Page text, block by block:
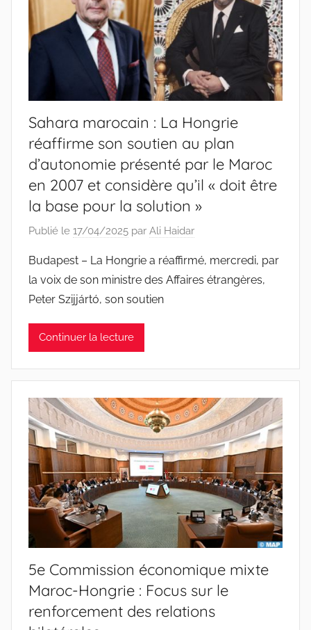
Sahara marocain : La Hongrie
réaffirme son soutien au plan
d’autonomie présenté par le Maroc
en 2007 et considère qu’il « doit être
la base pour la solution »
Publié le 17/04/2025 par Ali Haidar
Budapest – La Hongrie a réaffirmé, mercredi, par
la voix de son ministre des Affaires étrangères,
Peter Szijjártó, son soutien
Continuer la lecture
5e Commission économique mixte
Maroc-Hongrie : Focus sur le
renforcement des relations